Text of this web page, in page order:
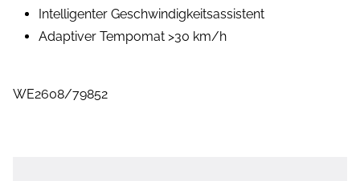
Intelligenter Geschwindigkeitsassistent
Adaptiver Tempomat >30 km/h
WE2608/79852